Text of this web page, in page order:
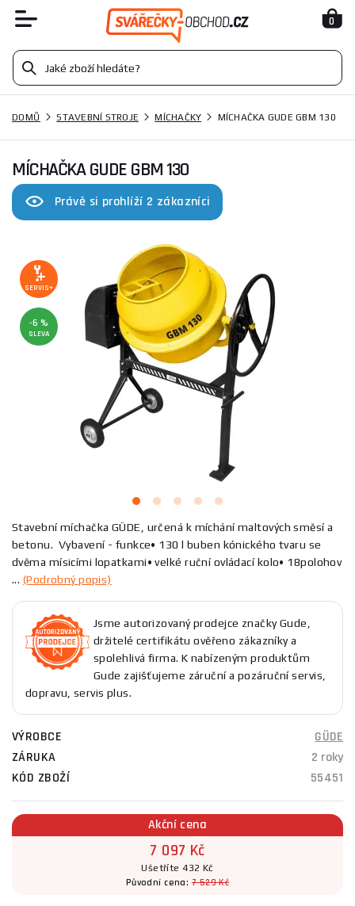
0
DOMŮ STAVEBNÍ STROJE MÍCHAČKY MÍCHAČKA GUDE GBM 130
MÍCHAČKA GUDE GBM 130
Právě si prohlíží 2 zákazníci
SERVIS+
-6 %
SLEVA
Stavební míchačka GÜDE, určená k míchání maltových směsí a
betonu. Vybavení - funkce• 130 l buben kónického tvaru se
dvěma mísicími lopatkami• velké ruční ovládací kolo• 18polohov
... (Podrobný popis)
Jsme autorizovaný prodejce značky Gude,
držitelé certifikátu ověřeno zákazníky a
spolehlivá firma. K nabízeným produktům
Gude zajišťujeme záruční a pozáruční servis,
dopravu, servis plus.
VÝROBCE
GÜDE
ZÁRUKA
2 roky
KÓD ZBOŽÍ
55451
Akční cena
7 097 Kč
Ušetříte 432 Kč
Původní cena:7 529 Kč